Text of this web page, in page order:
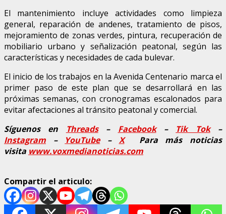
El mantenimiento incluye actividades como limpieza
general, reparación de andenes, tratamiento de pisos,
mejoramiento de zonas verdes, pintura, recuperación de
mobiliario urbano y señalización peatonal, según las
características y necesidades de cada bulevar.
El inicio de los trabajos en la Avenida Centenario marca el
primer paso de este plan que se desarrollará en las
próximas semanas, con cronogramas escalonados para
evitar afectaciones al tránsito peatonal y comercial.
Síguenos en
Threads– Facebook– Tik Tok–
Instagram – YouTube– XPara más noticias
visita www.voxmedianoticias.com
Compartir el articulo: